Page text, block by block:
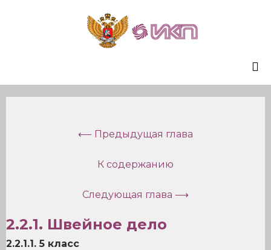
⟵ Предыдущая глава
К содержанию
Следующая глава ⟶
2.2.1. Швейное дело
2.2.1.1. 5 класс